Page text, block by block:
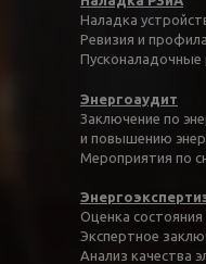
Наладка
Ревизия и
Энергоаудит
Заключение по
и повышению
Мероприятия по
Оценка состояния
Экспертное
Анализ качества